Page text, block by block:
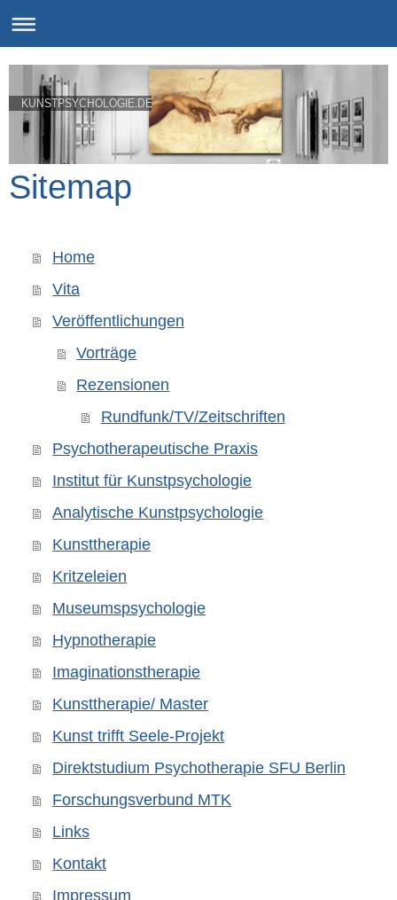
KUNSTPSYCHOLOGIE.DE
Sitemap
Home
Vita
Veröffentlichungen
Vorträge
Rezensionen
Rundfunk/TV/Zeitschriften
Psychotherapeutische Praxis
Institut für Kunstpsychologie
Analytische Kunstpsychologie
Kunsttherapie
Kritzeleien
Museumspsychologie
Hypnotherapie
Imaginationstherapie
Kunsttherapie/ Master
Kunst trifft Seele-Projekt
Direktstudium Psychotherapie SFU Berlin
Forschungsverbund MTK
Links
Kontakt
Impressum